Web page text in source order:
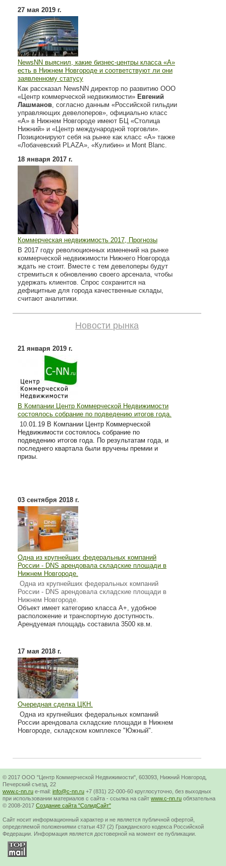
27 мая 2019 г.
NewsNN выяснил, какие бизнес-центры класса «А»
есть в Нижнем Новгороде и соответствуют ли они
заявленному статусу
Как рассказал NewsNN директор по развитию ООО
«Центр коммерческой недвижимости» Евгений
Лашманов, согласно данным «Российской гильдии
управляющих девелоперов», официально класс
«А» в Нижнем Новгороде имеют БЦ «Столица
Нижний» и «Центр международной торговли».
Позиционируют себя на рынке как класс «А» также
«Лобачевский PLAZA», «Кулибин» и Mont Blanc.
18 января 2017 г.
Коммерческая недвижимость 2017, Прогнозы
В 2017 году революционных изменений на рынке
коммерческой недвижимости Нижнего Новгорода
ждать не стоит. Вместе с тем девелоперы будут
стремиться к обновлению своего арсенала, чтобы
удержать клиентов. Спрос сохранится на
дефицитные для города качественные склады,
считают аналитики.
Новости рынка
21 января 2019 г.
В Компании Центр Коммерческой Недвижимости
состоялось собрание по подведению итогов года.
10.01.19 В Компании Центр Коммерческой
Недвижимости состоялось собрание по
подведению итогов года. По результатам года, и
последнего квартала были вручены премии и
призы.
03 сентября 2018 г.
Одна из крупнейших федеральных компаний
России - DNS арендовала складские площади в
Нижнем Новгороде.
Одна из крупнейших федеральных компаний
России - DNS арендовала складские площади в
Нижнем Новгороде.
Объект имеет категорию класса А+, удобное
расположение и транспортную доступность.
Арендуемая площадь составила 3500 кв.м.
17 мая 2018 г.
Очередная сделка ЦКН.
Одна из крупнейших федеральных компаний
России арендовала складские площади в Нижнем
Новгороде, складском комплексе "Южный".
© 2017 ООО "Центр Коммерческой Недвижимости", 603093, Нижний Новгород,
Печерский съезд, 22
www.c-nn.ru e-mail: info@c-nn.ru +7 (831) 22-000-60 круглосуточно, без выходных
при использовании материалов с сайта - ссылка на сайт www.c-nn.ru обязательна
© 2008-2017 Создание сайта "СолидСайт"
Cайт носит информационный характер и не является публичной офертой,
определяемой положениями статьи 437 (2) Гражданского кодекса Российской
Федерации. Информация является достоверной на момент ее публикации.